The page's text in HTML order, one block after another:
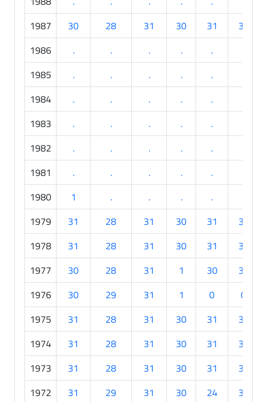
1987
30 28 31 30 31
30
1986
. . . . .
1985
. . . . .
1984
. . . . .
1983
. . . . .
1982
. . . . .
1981
. . . . .
1980
1 . . . .
1979
31 28 31 30 31
30
1978
31 28 31 30 31
30
1977
30 28 31 1 30
30
1976
30 29 31 1 0
0
1975
31 28 31 30 31
30
1974
31 28 31 30 31
30
1973
31 28 31 30 31
30
1972
31 29 31 30 24
30